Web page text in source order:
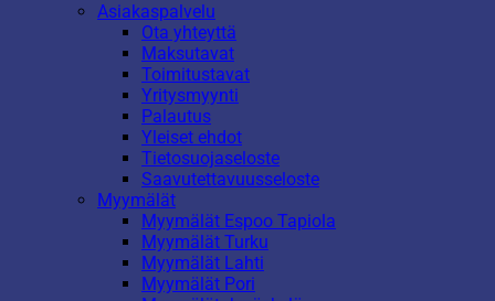
Asiakaspalvelu
Ota yhteyttä
Maksutavat
Toimitustavat
Yritysmyynti
Palautus
Yleiset ehdot
Tietosuojaseloste
Saavutettavuusseloste
Myymälät
Myymälät Espoo Tapiola
Myymälät Turku
Myymälät Lahti
Myymälät Pori